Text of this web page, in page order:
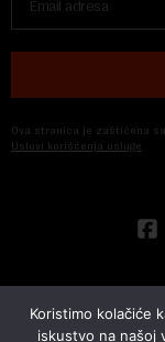
Ova stranica je zaštićena
Uslovi korišćenja usluge
Koristimo kolačiće
iskustvo na našoj